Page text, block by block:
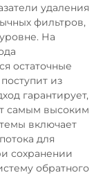
удаления
фильтров,
На
остаточные
из
гарантирует,
самым высоким
включает
для
сохранении
обратного